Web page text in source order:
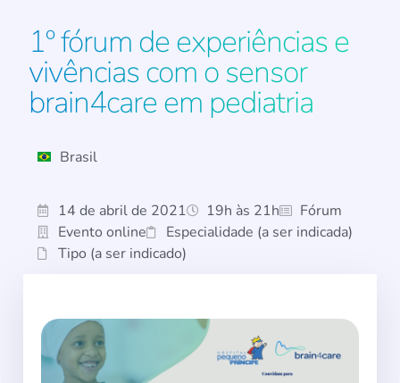
1º fórum de experiências e
vivências com o sensor
brain4care em pediatria
Brasil
14 de abril de 2021 19h às 21h
Fórum
Evento online
Especialidade (a ser indicada)
Tipo (a ser indicado)